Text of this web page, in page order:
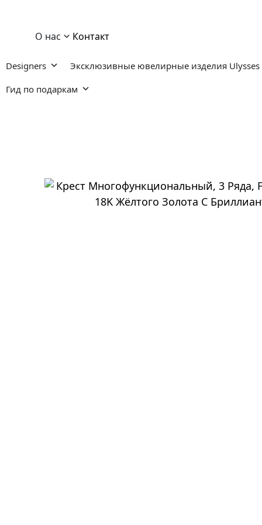
О нас Контакт
Designers
Эксклюзивные ювелирные изделия Ulysses
Гид по подаркам